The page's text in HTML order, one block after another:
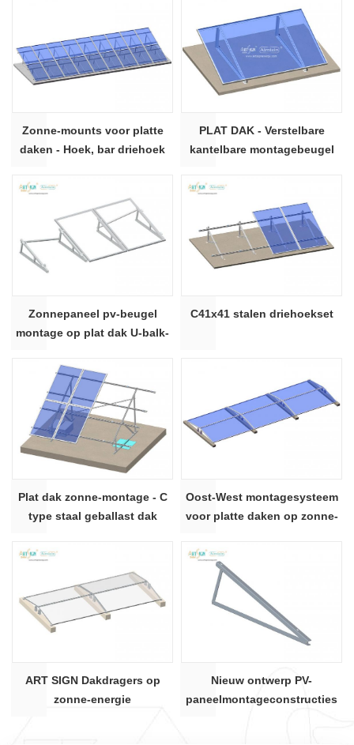
Zonne-mounts voor platte
daken - Hoek, bar driehoek
PLAT DAK - Verstelbare
kantelbare montagebeugel
inklapbare kantelbare poten
Zonnepaneel pv-beugel
montage op plat dak U-balk-
C41x41 stalen driehoekset
Plat dak zonne-montage - C
type staal geballast dak
Oost-West montagesysteem
voor platte daken op zonne-
ART SIGN Dakdragers op
zonne-energie
Nieuw ontwerp PV-
paneelmontageconstructies